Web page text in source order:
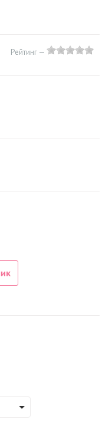
Рейтинг —